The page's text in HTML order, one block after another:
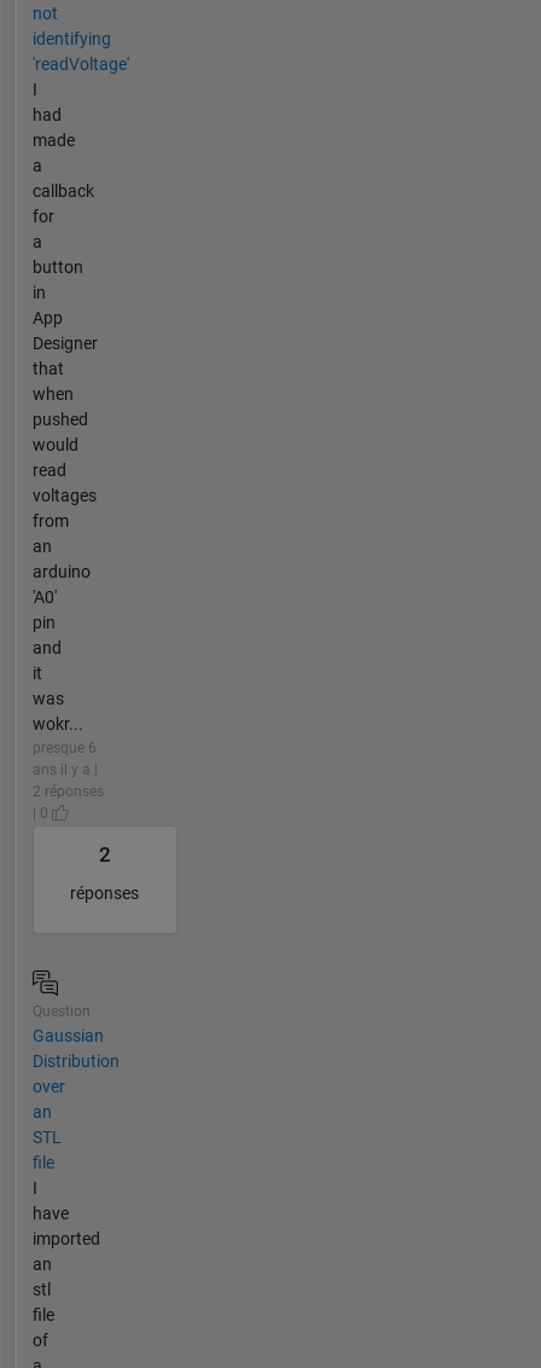
not
identifying
'readVoltage'
I
had
made
a
callback
for
a
button
in
App
Designer
that
when
pushed
would
read
voltages
from
an
arduino
'A0'
pin
and
it
was
wokr...
presque 6
ans il y a |
2 réponses
| 0
2
réponses
Question
Gaussian
Distribution
over
an
STL
file
I
have
imported
an
stl
file
of